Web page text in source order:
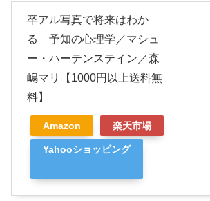
卒アル写真で将来はわか
る 予知の心理学／マシュ
ー・ハーテンステイン／森
嶋マリ【1000円以上送料無
料】
Amazon 楽天市場
Yahooショッピング